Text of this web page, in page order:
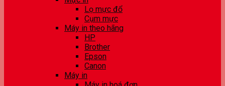
Lọ mực đổ
Cụm mực
Máy in theo hãng
HP
Brother
Epson
Canon
Máy in